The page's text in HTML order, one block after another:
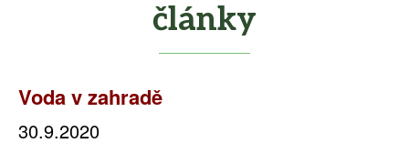
články
Voda v zahradě
30.9.2020